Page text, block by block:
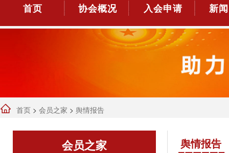
首页 协会概况 入会申请 新
首页 > 会员之家 > 舆情报告
会员之家 舆情报告